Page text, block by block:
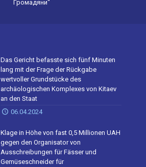
Громадяни"
Das Gericht befasste sich fünf Minuten
lang mit der Frage der Rückgabe
wertvoller Grundstücke des
archäologischen Komplexes von Kitaev
an den Staat
06.04.2024
Klage in Höhe von fast 0,5 Millionen UAH
gegen den Organisator von
Ausschreibungen für Fässer und
Gemüseschneider für